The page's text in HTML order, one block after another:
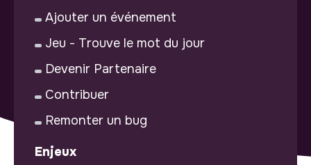
Ajouter un événement
Jeu - Trouve le mot du jour
Devenir Partenaire
Contribuer
Remonter un bug
Enjeux